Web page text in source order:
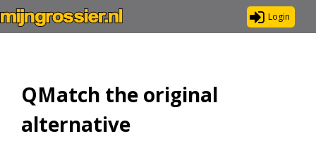
Login
QMatch the original
alternative